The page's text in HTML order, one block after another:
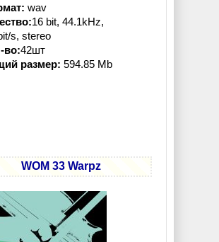
wav
16 bit, 44.1kHz,
s, stereo
во:42шт
размер: 594.85 Mb
WOM 33 Warpz